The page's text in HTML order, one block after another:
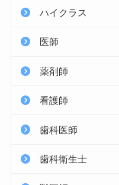
ハイクラス
医師
薬剤師
看護師
歯科医師
歯科衛生士